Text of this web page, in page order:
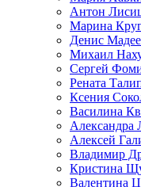
Антон
Марина
Денис
Михаил
Сергей
Рената
Ксения
Василина
Александра
Алексей
Владимир
Кристина
Валентина